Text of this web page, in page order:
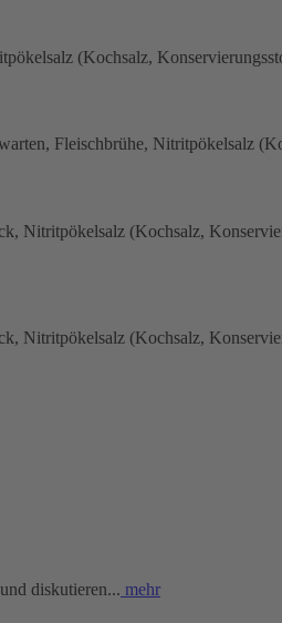
(Kochsalz,
Fleischbrühe, Nitritpökelsalz
Nitritpökelsalz (Kochsalz,
Nitritpökelsalz (Kochsalz,
diskutieren... mehr